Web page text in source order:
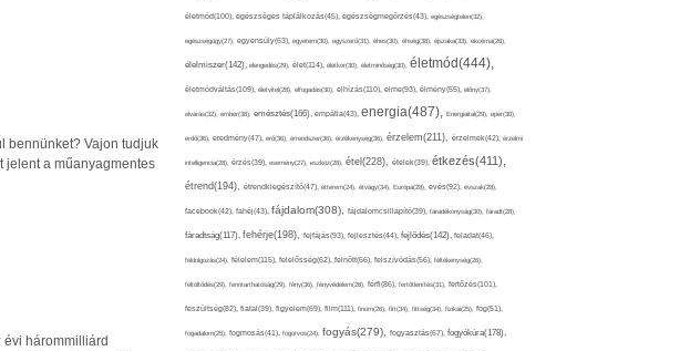
bennünket? Vajon tudjuk
jelent a műanyagmentes
hárommilliárd
életmód(100), egészséges táplálkozás(45), egészségmegőrzés(43), egészségtelen(32),
egészségügy(27), egyensúly(63), egyetem(30), egyszerű(31), éhes(30), éhség(38), éjszaka(33), ekcéma(26),
élelmiszer(142), elengedés(29), élet(114), életkor(30), életminőség(30), életmód(444),
életmódváltás(109), életvitel(28), elfogadás(30), elhízás(110), elme(93), élmény(55), előny(37),
elvárás(32), ember(38), emésztés(166), empátia(43), energia(487), Energiaital(29), eper(30),
erdő(36), eredmény(47), erő(36), érrendszer(36), érzékenység(36), érzelem(211), érzelmek(42), érzelmi
intelligencia(28), érzés(39), esemény(27), eszköz(28), étel(228), ételek(39), étkezés(411),
étrend(194), étrendkiegészítő(47), étterem(24), étvágy(34), Európa(28), evés(92), évszak(28),
facebook(42), fahéj(43), fájdalom(308), fájdalomcsillapító(39), fáradékonyság(30), fáradt(28),
fáradtság(117), fehérje(198), fejfájás(93), fejlesztés(44), fejlődés(142), feladat(46),
feldolgozás(24), félelem(115), felelősség(62), felnőtt(66), felszívódás(56), féltékenység(26),
feltöltődés(29), fenntarthatóság(29), fény(36), fényvédelem(28), férfi(86), fertőtlenítés(31), fertőzés(101),
feszültség(82), fiatal(39), figyelem(69), film(111), finom(26), fitt(34), fittség(34), fizikai(25), fog(51),
fogadalom(25), fogmosás(41), fogorvos(24), fogyás(279), fogyasztás(67), fogyókúra(178),